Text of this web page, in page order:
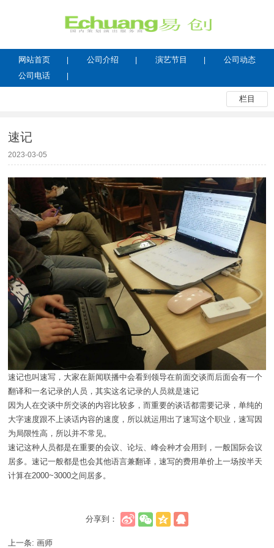
网站首页 公司介绍 演艺节目
公司动态
公司电话
栏目
速记
2023-03-05
速记也叫速写，大家在新闻联播中会看到领导在前面交谈而后面会有一个
翻译和一名记录的人员，其实这名记录的人员就是速记
因为人在交谈中所交谈的内容比较多，而重要的谈话都需要记录，单纯的
大字速度跟不上谈话内容的速度，所以就运用出了速写这个职业，速写因
为局限性高，所以并不常见。
速记这种人员都是在重要的会议、论坛、峰会种才会用到，一般国际会议
居多。速记一般都是也会其他语言兼翻译，速写的费用单价上一场按半天
计算在2000~3000之间居多。
分享到：
上一条:画师